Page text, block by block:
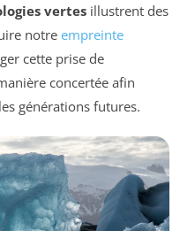
vertes illustrent des
notre empreinte
cette prise de
concertée afin
générations futures.